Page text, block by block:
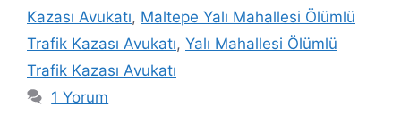
Kazası Avukatı, Maltepe Yalı Mahallesi Ölümlü
Trafik Kazası Avukatı, Yalı Mahallesi Ölümlü
Trafik Kazası Avukatı
1 Yorum